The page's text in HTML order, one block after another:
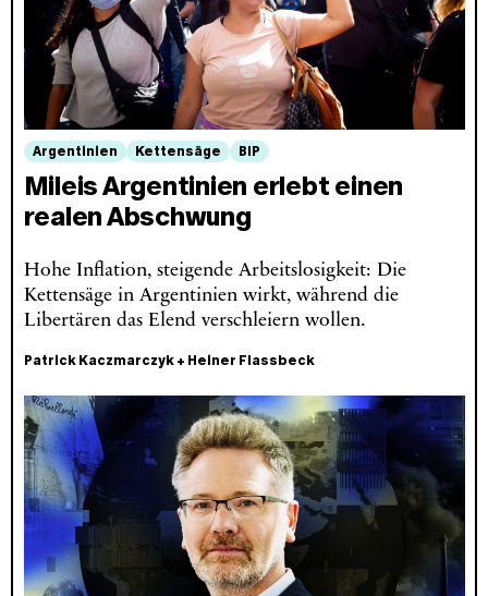
Argentinien Kettensäge BIP
Mileis Argentinien erlebt einen
realen Abschwung
Hohe Inflation, steigende Arbeitslosigkeit: Die
Kettensäge in Argentinien wirkt, während die
Libertären das Elend verschleiern wollen.
Patrick Kaczmarczyk+ Heiner Flassbeck